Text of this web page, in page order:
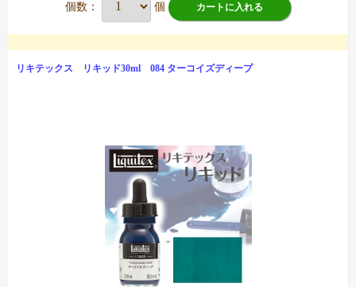
個数： 個 カートに入れる
リキテックス リキッド30ml 084 ターコイズディープ